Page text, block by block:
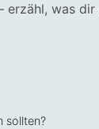
erzähl, was
sollten?